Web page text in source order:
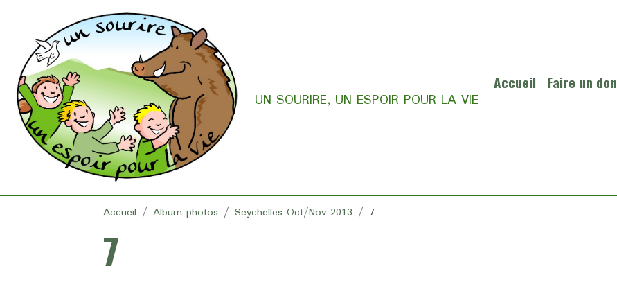
UN SOURIRE, UN ESPOIR POUR LA VIE
Accueil Faire un don
Accueil Album photos Seychelles Oct/Nov 2013 7
7